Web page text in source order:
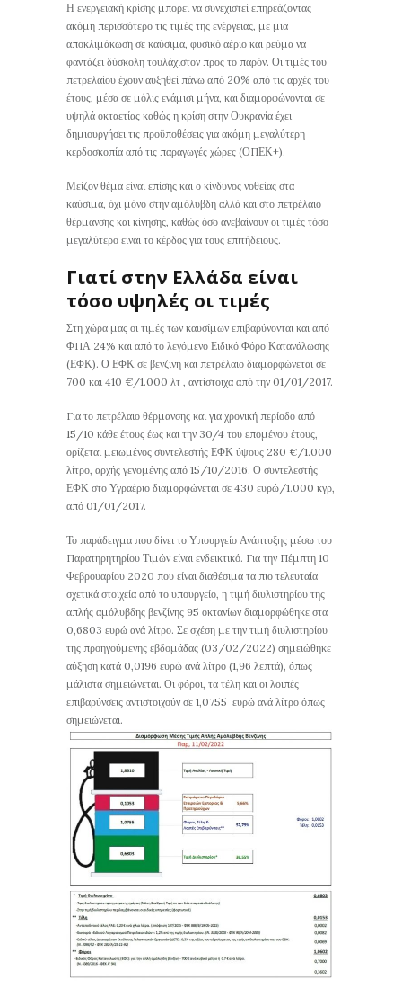
Η ενεργειακή κρίσης μπορεί να συνεχιστεί επηρεάζοντας
ακόμη περισσότερο τις τιμές της ενέργειας, με μια
αποκλιμάκωση σε καύσιμα, φυσικό αέριο και ρεύμα να
φαντάζει δύσκολη τουλάχιστον προς το παρόν. Οι τιμές του
πετρελαίου έχουν αυξηθεί πάνω από 20% από τις αρχές του
έτους, μέσα σε μόλις ενάμισι μήνα, και διαμορφώνονται σε
υψηλά οκταετίας καθώς η κρίση στην Ουκρανία έχει
δημιουργήσει τις προϋποθέσεις για ακόμη μεγαλύτερη
κερδοσκοπία από τις παραγωγές χώρες (ΟΠΕΚ+).
Μείζον θέμα είναι επίσης και ο κίνδυνος νοθείας στα
καύσιμα, όχι μόνο στην αμόλυβδη αλλά και στο πετρέλαιο
θέρμανσης και κίνησης, καθώς όσο ανεβαίνουν οι τιμές τόσο
μεγαλύτερο είναι το κέρδος για τους επιτήδειους.
Γιατί στην Ελλάδα είναι
τόσο υψηλές οι τιμές
Στη χώρα μας οι τιμές των καυσίμων επιβαρύνονται και από
ΦΠΑ 24% και από το λεγόμενο Ειδικό Φόρο Κατανάλωσης
(ΕΦΚ). Ο ΕΦΚ σε βενζίνη και πετρέλαιο διαμορφώνεται σε
700 και 410 €/1.000 λτ , αντίστοιχα από την 01/01/2017.
Για το πετρέλαιο θέρμανσης και για χρονική περίοδο από
15/10 κάθε έτους έως και την 30/4 του επομένου έτους,
ορίζεται μειωμένος συντελεστής ΕΦΚ ύψους 280 €/1.000
λίτρο, αρχής γενομένης από 15/10/2016. Ο συντελεστής
ΕΦΚ στο Υγραέριο διαμορφώνεται σε 430 ευρώ/1.000 κγρ,
από 01/01/2017.
Το παράδειγμα που δίνει το Υπουργείο Ανάπτυξης μέσω του
Παρατηρητηρίου Τιμών είναι ενδεικτικό. Για την Πέμπτη 10
Φεβρουαρίου 2020 που είναι διαθέσιμα τα πιο τελευταία
σχετικά στοιχεία από το υπουργείο, η τιμή διυλιστηρίου της
απλής αμόλυβδης βενζίνης 95 οκτανίων διαμορφώθηκε στα
0,6803 ευρώ ανά λίτρο. Σε σχέση με την τιμή διυλιστηρίου
της προηγούμενης εβδομάδας (03/02/2022) σημειώθηκε
αύξηση κατά 0,0196 ευρώ ανά λίτρο (1,96 λεπτά), όπως
μάλιστα σημειώνεται. Οι φόροι, τα τέλη και οι λοιπές
επιβαρύνσεις αντιστοιχούν σε 1,0755 ευρώ ανά λίτρο όπως
σημειώνεται.